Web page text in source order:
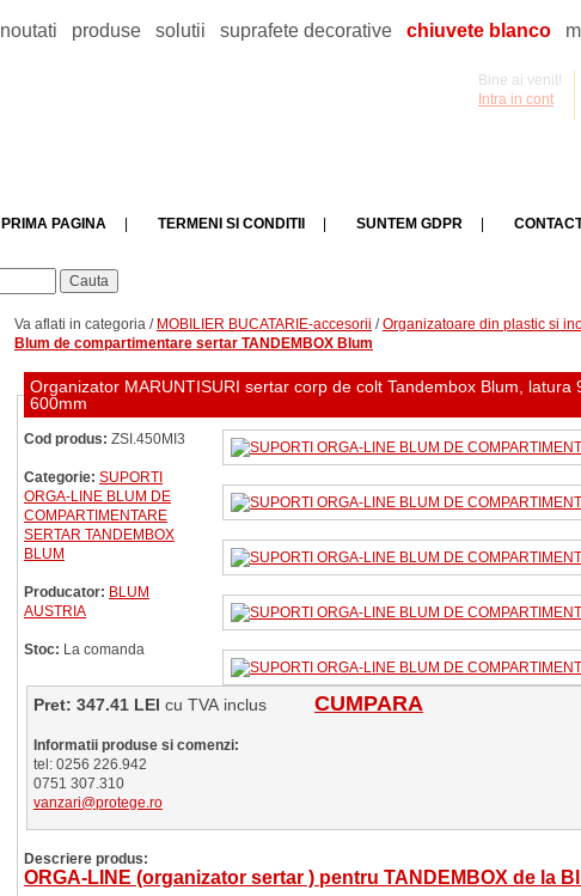
noutati produse solutii suprafete decorative chiuvete blanco
Bine ai venit!
Intra in cont
PRIMA PAGINA TERMENI SI CONDITII SUNTEM GDPR
Va aflati in categoria / MOBILIER BUCATARIE-accesorii /Organizatoare din plastic si
Blum de compartimentare sertar TANDEMBOX Blum
Organizator MARUNTISURI sertar corp de colt Tandembox Blum, latura 900 -1200 mm, adancime
600mm
Cod produs: ZSI.450MI3
Categorie: SUPORTI
ORGA-LINE BLUM DE
COMPARTIMENTARE
SERTAR TANDEMBOX
BLUM
Producator: BLUM
AUSTRIA
Stoc: La comanda
Pret: 347.41 LEI cu TVA inclus CUMPARA
Informatii produse si comenzi:
tel: 0256 226.942
0751 307.310
vanzari@protege.ro
Descriere produs:
ORGA-LINE (organizator sertar ) pentru TANDEMBOX de la